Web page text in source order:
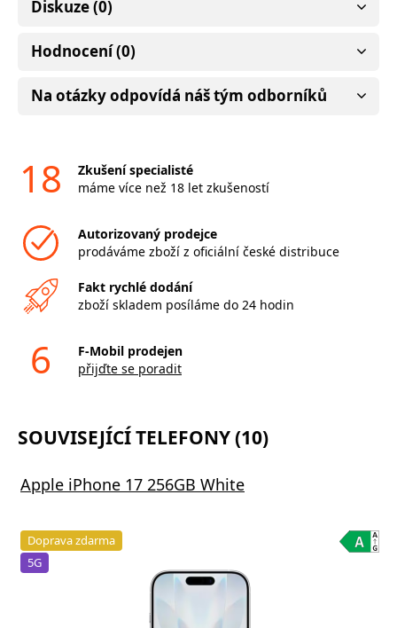
Diskuze (0)
Hodnocení (0)
Na otázky odpovídá náš tým odborníků
18
Zkušení specialisté
máme více než 18 let zkušeností
Autorizovaný prodejce
prodáváme zboží z oficiální české distribuce
Fakt rychlé dodání
zboží skladem posíláme do 24 hodin
6
F-Mobil prodejen
přijďte se poradit
SOUVISEJÍCÍ TELEFONY (10)
Apple iPhone 17 256GB White
Doprava zdarma
5G